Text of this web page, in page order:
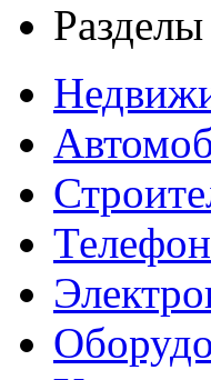
Разделы